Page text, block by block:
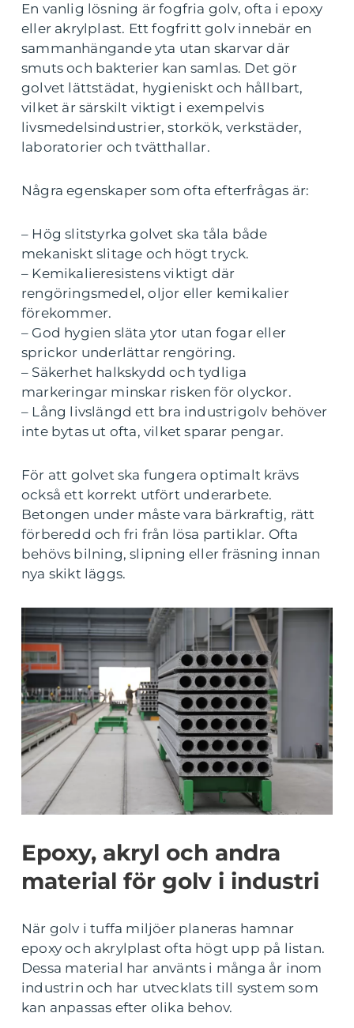
En vanlig lösning är fogfria golv, ofta i epoxy
eller akrylplast. Ett fogfritt golv innebär en
sammanhängande yta utan skarvar där
smuts och bakterier kan samlas. Det gör
golvet lättstädat, hygieniskt och hållbart,
vilket är särskilt viktigt i exempelvis
livsmedelsindustrier, storkök, verkstäder,
laboratorier och tvätthallar.
Några egenskaper som ofta efterfrågas är:
– Hög slitstyrka golvet ska tåla både
mekaniskt slitage och högt tryck.
– Kemikalieresistens viktigt där
rengöringsmedel, oljor eller kemikalier
förekommer.
– God hygien släta ytor utan fogar eller
sprickor underlättar rengöring.
– Säkerhet halkskydd och tydliga
markeringar minskar risken för olyckor.
– Lång livslängd ett bra industrigolv behöver
inte bytas ut ofta, vilket sparar pengar.
För att golvet ska fungera optimalt krävs
också ett korrekt utfört underarbete.
Betongen under måste vara bärkraftig, rätt
förberedd och fri från lösa partiklar. Ofta
behövs bilning, slipning eller fräsning innan
nya skikt läggs.
Epoxy, akryl och andra
material för golv i industri
När golv i tuffa miljöer planeras hamnar
epoxy och akrylplast ofta högt upp på listan.
Dessa material har använts i många år inom
industrin och har utvecklats till system som
kan anpassas efter olika behov.